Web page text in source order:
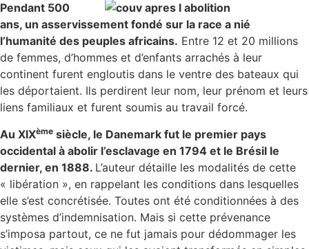
Pendant 500
ans, un asservissement fondé sur la race a nié
l’humanité des peuples africains. Entre 12 et 20 millions
de femmes, d’hommes et d’enfants arrachés à leur
continent furent engloutis dans le ventre des bateaux qui
les déportaient. Ils perdirent leur nom, leur prénom et leurs
liens familiaux et furent soumis au travail forcé.
Au XIXème siècle, le Danemark fut le premier pays
occidental à abolir l’esclavage en 1794 et le Brésil le
dernier, en 1888. L’auteur détaille les modalités de cette
« libération », en rappelant les conditions dans lesquelles
elle s’est concrétisée. Toutes ont été conditionnées à des
systèmes d’indemnisation. Mais si cette prévenance
s’imposa partout, ce ne fut jamais pour dédommager les